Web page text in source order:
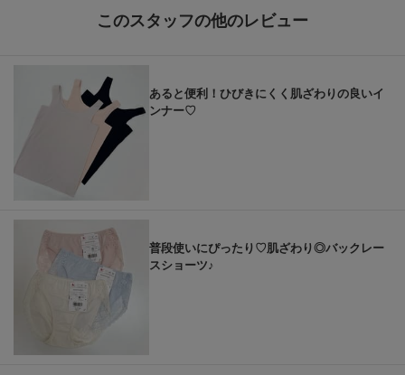
このスタッフの他のレビュー
あると便利！ひびきにくく肌ざわりの良いイ
ンナー♡
普段使いにぴったり♡肌ざわり◎バックレー
スショーツ♪